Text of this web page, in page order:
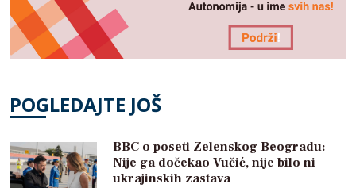
POGLEDAJTE JOŠ
BBC o poseti Zelenskog Beogradu:
Nije ga dočekao Vučić, nije bilo ni
ukrajinskih zastava